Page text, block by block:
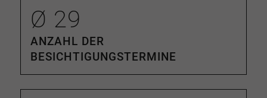
Ø 29
ANZAHL DER
BESICHTIGUNGSTERMINE